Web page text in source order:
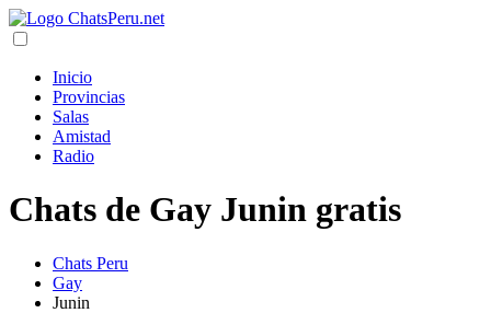
Inicio
Provincias
Salas
Amistad
Radio
Chats de Gay Junin gratis
Chats Peru
Gay
Junin